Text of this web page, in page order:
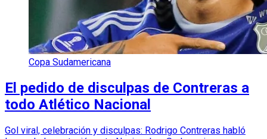
Copa Sudamericana
El pedido de disculpas de Contreras a
todo Atlético Nacional
Gol viral, celebración y disculpas: Rodrigo Contreras habló